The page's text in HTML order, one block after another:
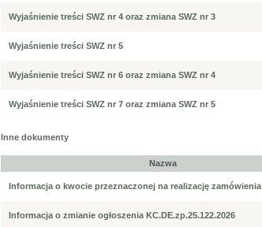
Wyjaśnienie treści SWZ nr 4 oraz zmiana SWZ nr 3
Wyjaśnienie treści SWZ nr 5
Wyjaśnienie treści SWZ nr 6 oraz zmiana SWZ nr 4
Wyjaśnienie treści SWZ nr 7 oraz zmiana SWZ nr 5
Inne dokumenty
Nazwa
Informacja o kwocie przeznaczonej na realizację zamówienia
Informacja o zmianie ogłoszenia KC.DE.zp.25.122.2026